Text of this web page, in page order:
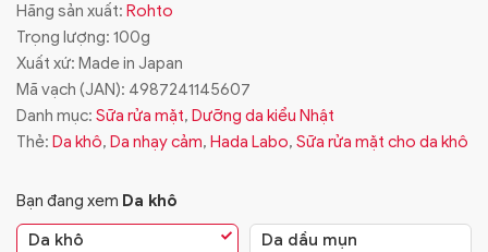
Hãng sản xuất: Rohto
Trọng lượng: 100g
Xuất xứ: Made in Japan
Mã vạch (JAN): 4987241145607
Danh mục: Sữa rửa mặt, Dưỡng da kiểu Nhật
Thẻ: Da khô, Da nhạy cảm, Hada Labo, Sữa rửa mặt cho da khô
Bạn đang xem Da khô
Da khô
Da dầu mụn